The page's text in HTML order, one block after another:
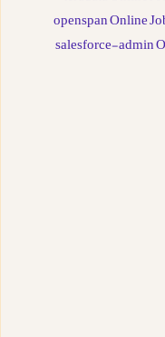
openspan Online
salesforce-admin